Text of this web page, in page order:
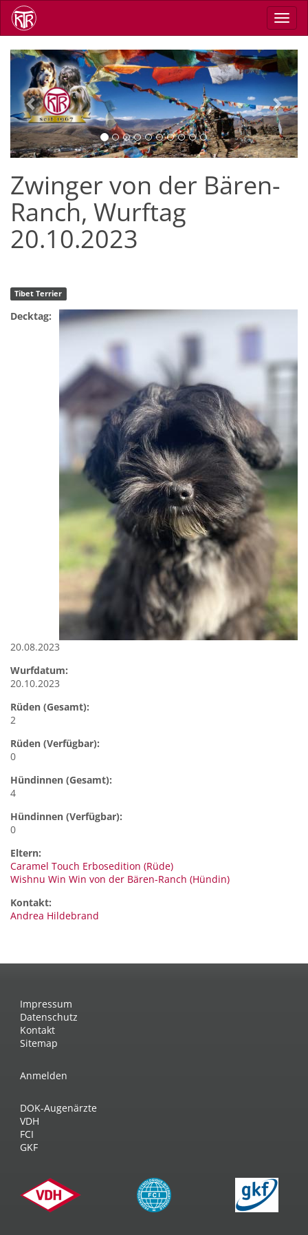
Skip
main
Previous Next
Zwinger von der Bären-
Ranch, Wurftag
20.10.2023
Tibet Terrier
Decktag:
20.08.2023
Wurfdatum:
20.10.2023
Rüden (Gesamt):
2
Rüden (Verfügbar):
0
Hündinnen (Gesamt):
4
Hündinnen (Verfügbar):
0
Eltern:
Caramel Touch Erbosedition (Rüde)
Wishnu Win Win von der Bären-Ranch (Hündin)
Kontakt:
Andrea Hildebrand
Impressum
Datenschutz
Kontakt
Sitemap
Anmelden
DOK-Augenärzte
VDH
FCI
GKF